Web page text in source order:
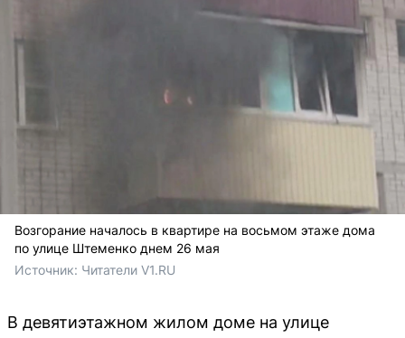
Возгорание началось в квартире на восьмом этаже дома
по улице Штеменко днем 26 мая
Источник: Читатели V1.RU
В девятиэтажном жилом доме на улице